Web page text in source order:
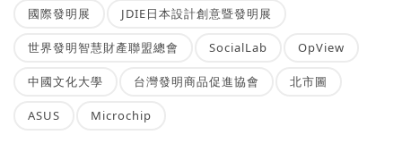
國際發明展 JDIE日本設計創意暨發明展
世界發明智慧財產聯盟總會 SocialLab OpView
中國文化大學 台灣發明商品促進協會 北市圖
ASUS Microchip